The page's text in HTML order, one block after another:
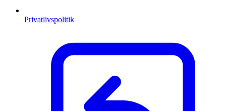
Privatlivspolitik